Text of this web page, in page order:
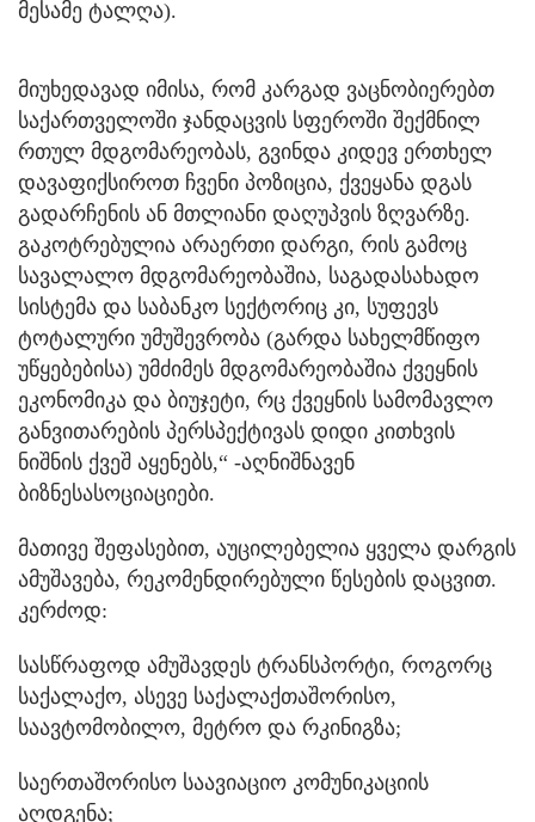
მესამე ტალღა).
მიუხედავად იმისა, რომ კარგად ვაცნობიერებთ
საქართველოში ჯანდაცვის სფეროში შექმნილ
რთულ მდგომარეობას, გვინდა კიდევ ერთხელ
დავაფიქსიროთ ჩვენი პოზიცია, ქვეყანა დგას
გადარჩენის ან მთლიანი დაღუპვის ზღვარზე.
გაკოტრებულია არაერთი დარგი, რის გამოც
სავალალო მდგომარეობაშია, საგადასახადო
სისტემა და საბანკო სექტორიც კი, სუფევს
ტოტალური უმუშევრობა (გარდა სახელმწიფო
უწყებებისა) უმძიმეს მდგომარეობაშია ქვეყნის
ეკონომიკა და ბიუჯეტი, რც ქვეყნის სამომავლო
განვითარების პერსპექტივას დიდი კითხვის
ნიშნის ქვეშ აყენებს,“ -აღნიშნავენ
ბიზნესასოციაციები.
მათივე შეფასებით, აუცილებელია ყველა დარგის
ამუშავება, რეკომენდირებული წესების დაცვით.
კერძოდ:
სასწრაფოდ ამუშავდეს ტრანსპორტი, როგორც
საქალაქო, ასევე საქალაქთაშორისო,
საავტომობილო, მეტრო და რკინიგზა;
საერთაშორისო საავიაციო კომუნიკაციის
აღდგენა;